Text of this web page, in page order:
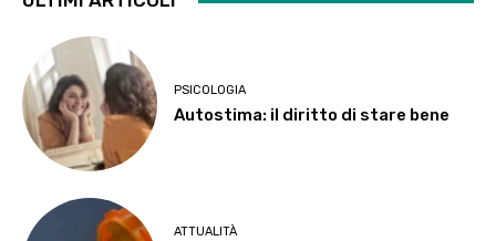
PSICOLOGIA
Autostima: il diritto di stare bene
ATTUALITÀ